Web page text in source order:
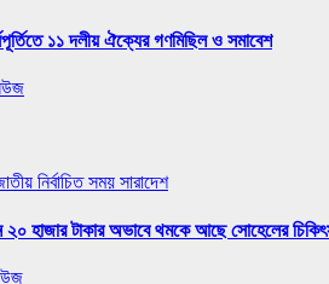
১১ দলীয় ঐক্যের গণমিছিল ও সমাবেশ
নির্বাচিত সময় সারাদেশ
হাজার টাকার অভাবে থমকে আছে সোহেলের